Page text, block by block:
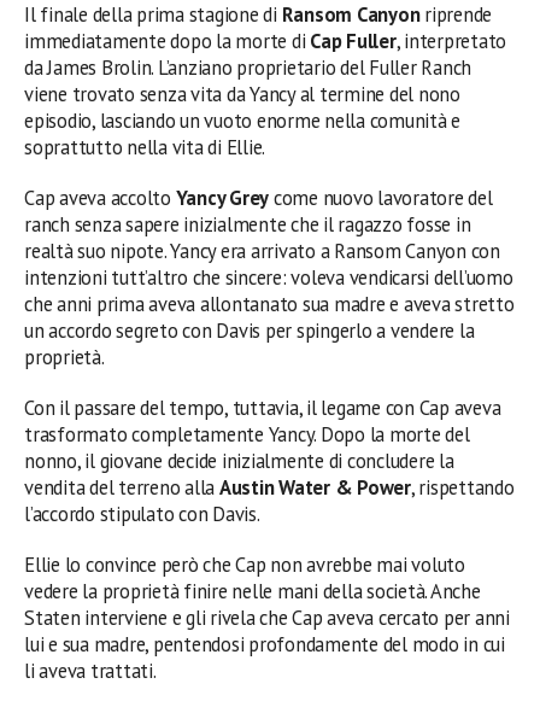
Il finale della prima stagione di Ransom Canyonriprende
immediatamente dopo la morte di Cap Fuller, interpretato
da James Brolin. L’anziano proprietario del Fuller Ranch
viene trovato senza vita da Yancy al termine del nono
episodio, lasciando un vuoto enorme nella comunità e
soprattutto nella vita di Ellie.
Cap aveva accolto Yancy Greycome nuovo lavoratore del
ranch senza sapere inizialmente che il ragazzo fosse in
realtà suo nipote. Yancy era arrivato a Ransom Canyon con
intenzioni tutt’altro che sincere: voleva vendicarsi dell’uomo
che anni prima aveva allontanato sua madre e aveva stretto
un accordo segreto con Davis per spingerlo a vendere la
proprietà.
Con il passare del tempo, tuttavia, il legame con Cap aveva
trasformato completamente Yancy. Dopo la morte del
nonno, il giovane decide inizialmente di concludere la
vendita del terreno allaAustin Water & Power, rispettando
l’accordo stipulato con Davis.
Ellie lo convince però che Cap non avrebbe mai voluto
vedere la proprietà finire nelle mani della società. Anche
Staten interviene e gli rivela che Cap aveva cercato per anni
lui e sua madre, pentendosi profondamente del modo in cui
li aveva trattati.